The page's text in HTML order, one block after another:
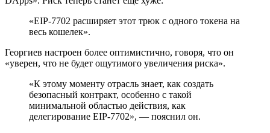
«EIP-7702 расширяет этот трюк с одного токена на
весь кошелек».
Георгиев настроен более оптимистично, говоря, что он
«уверен, что не будет ощутимого увеличения риска».
«К этому моменту отрасль знает, как создать
безопасный контракт, особенно с такой
минимальной областью действия, как
делегирование EIP-7702», — пояснил он.